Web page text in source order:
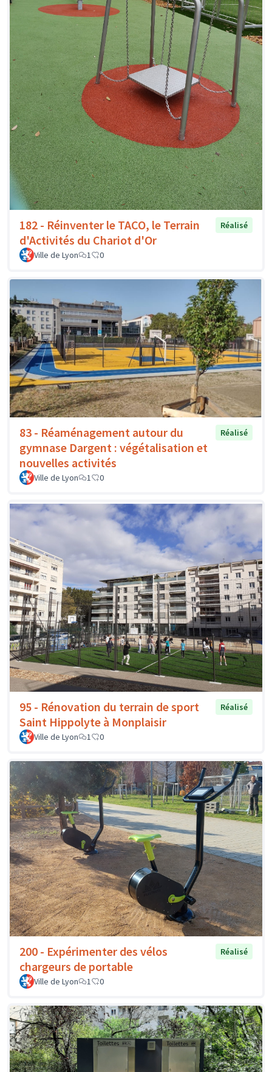
182 - Réinventer le TACO, le Terrain
d'Activités du Chariot d'Or
Réalisé
Ville de Lyon 1 0
83 - Réaménagement autour du
gymnase Dargent : végétalisation et
nouvelles activités
Réalisé
Ville de Lyon 1 0
95 - Rénovation du terrain de sport
Saint Hippolyte à Monplaisir
Réalisé
Ville de Lyon 1 0
200 - Expérimenter des vélos
chargeurs de portable
Réalisé
Ville de Lyon 1 0